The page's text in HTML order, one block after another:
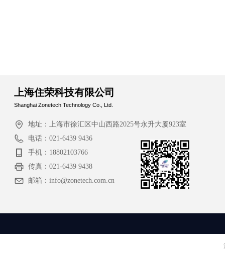
上海住荣科技有限公司
Shanghai Zonetech Technology Co., Ltd.
地址： 上海市徐汇区中山西路2025号永升大厦923室
电话： 021-6439 9436
手机： 18802103766
传真： 021-6439 9438
邮箱： info@zonetech.com.cn